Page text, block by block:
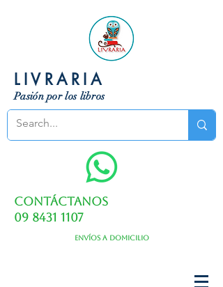
LIVRARIA
Pasión por los libros
Contáctanos
09 8431 1107
Envíos a domicilio